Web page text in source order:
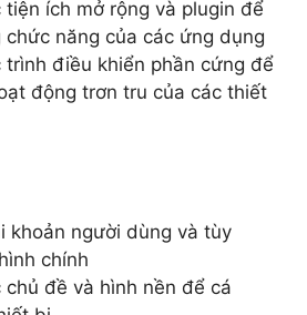
tiện ích mở rộng và plugin để
năng của các ứng dụng
trình điều khiển phần cứng để
động trơn tru của các thiết
khoản người dùng và tùy
chính
chủ đề và hình nền để cá